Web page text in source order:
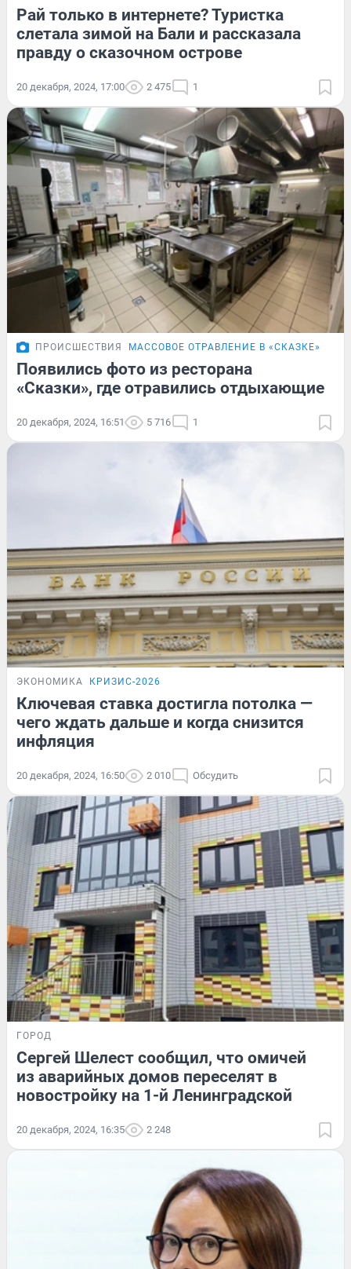
Рай только в интернете? Туристка
слетала зимой на Бали и рассказала
правду о сказочном острове
20 декабря, 2024, 17:00 2 475 1
ПРОИСШЕСТВИЯ МАССОВОЕ ОТРАВЛЕНИЕ В «СКАЗКЕ»
Появились фото из ресторана
«Сказки», где отравились отдыхающие
20 декабря, 2024, 16:51 5 716 1
ЭКОНОМИКА КРИЗИС-2026
Ключевая ставка достигла потолка —
чего ждать дальше и когда снизится
инфляция
20 декабря, 2024, 16:50 2 010 Обсудить
ГОРОД
Сергей Шелест сообщил, что омичей
из аварийных домов переселят в
новостройку на 1-й Ленинградской
20 декабря, 2024, 16:35 2 248